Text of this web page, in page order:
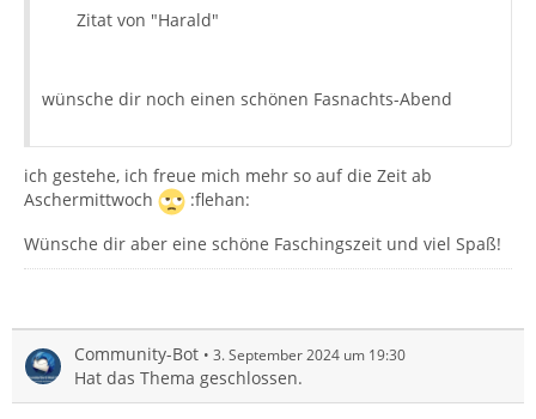
Zitat von "Harald"
wünsche dir noch einen schönen Fasnachts-Abend
ich gestehe, ich freue mich mehr so auf die Zeit ab
Aschermittwoch
:flehan:
Wünsche dir aber eine schöne Faschingszeit und viel Spaß!
Community-Bot 3. September 2024 um 19:30
Hat das Thema geschlossen.